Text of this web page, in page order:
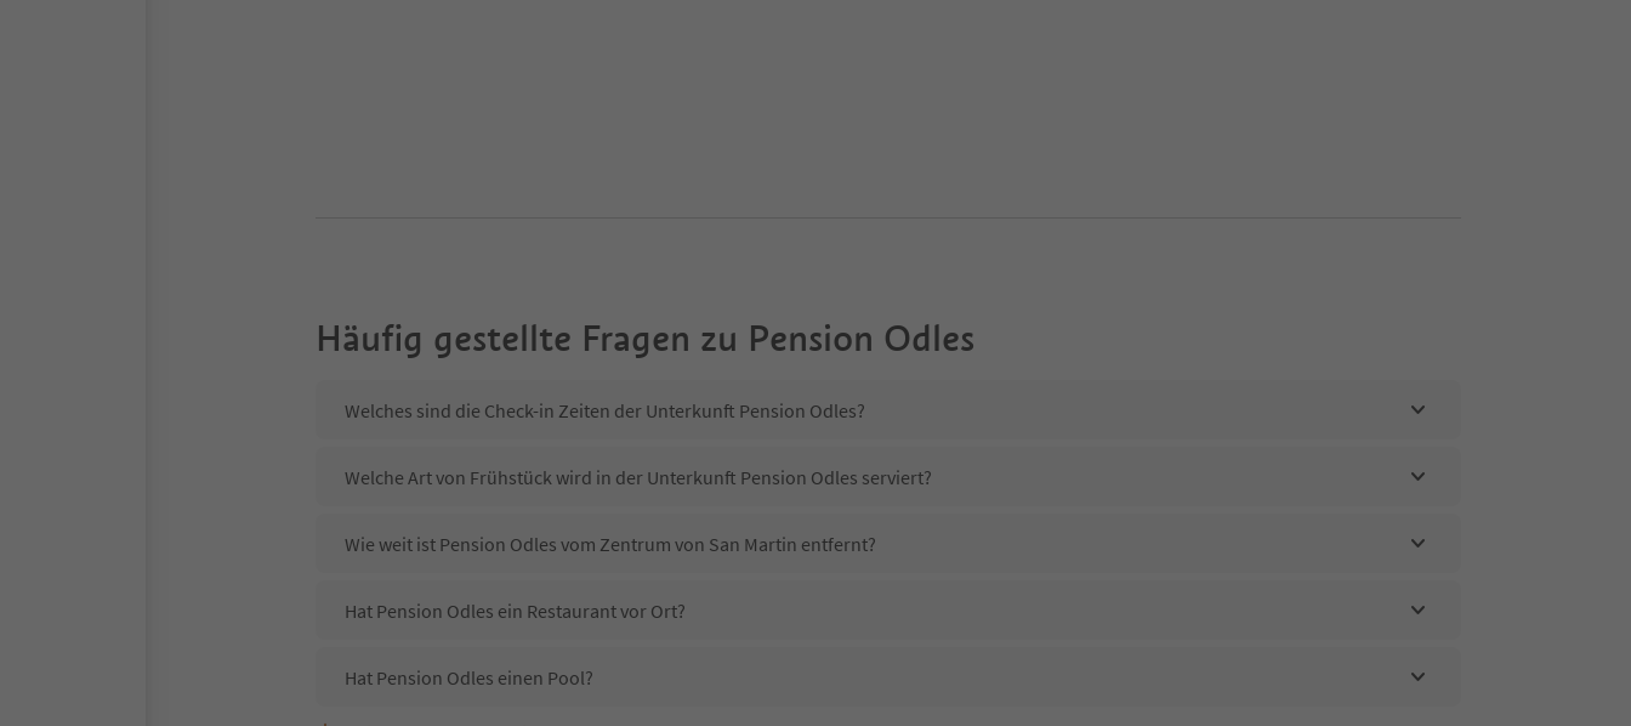
Häufig gestellte Fragen zu Pension Odles
Welches sind die Check-in Zeiten der Unterkunft Pension Odles?
Welche Art von Frühstück wird in der Unterkunft Pension Odles serviert?
Wie weit ist Pension Odles vom Zentrum von San Martin entfernt?
Hat Pension Odles ein Restaurant vor Ort?
Hat Pension Odles einen Pool?